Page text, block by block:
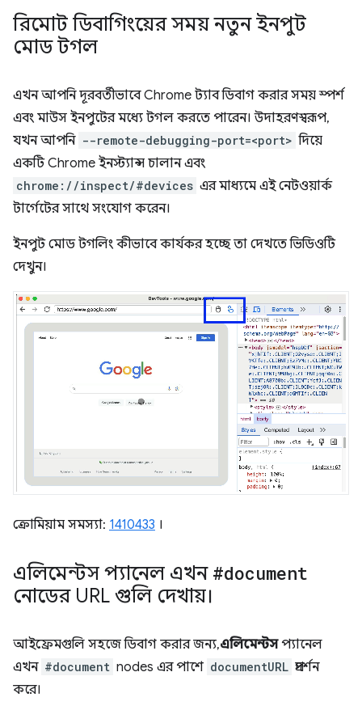
রিমোট ডিবাগিংয়ের সময় নতুন ইনপুট
মোড টগল
এখন আপনি দূরবর্তীভাবে Chrome ট্যাব ডিবাগ করার সময় স্পর্শ
এবং মাউস ইনপুটের মধ্যে টগল করতে পারেন। উদাহরণস্বরূপ,
যখন আপনি --remote-debugging-port=<port> দিয়ে
একটি Chrome ইনস্ট্যান্স চালান এবং
chrome://inspect/#devices এর মাধ্যমে এই নেটওয়ার্ক
টার্গেটের সাথে সংযোগ করেন।
ইনপুট মোড টগলিং কীভাবে কার্যকর হচ্ছে তা দেখতে ভিডিওটি
দেখুন।
ক্রোমিয়াম সমস্যা: 1410433 ।
এলিমেন্টস প্যানেল এখন #document
নোডের URL গুলি দেখায়।
আইফ্রেমগুলি সহজে ডিবাগ করার জন্য,এলিমেন্টসপ্যানেল
এখন #document nodes এর পাশে documentURL প্রদর্শন
করে।